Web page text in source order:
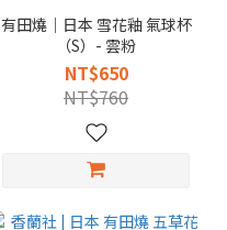
有田燒｜日本 雪花釉 氣球杯
（S）- 雲粉
NT$650
NT$760